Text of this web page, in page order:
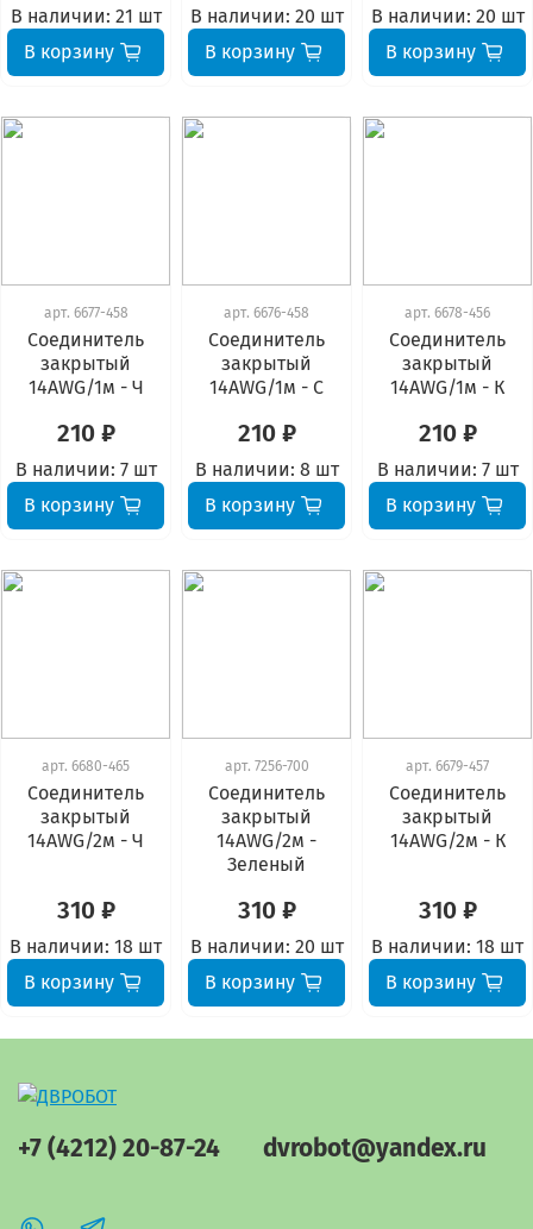
В наличии: 21 шт
В корзину
В наличии: 20 шт
В корзину
В наличии: 20 шт
В корзину
арт. 6677-458
Соединитель
закрытый
14AWG/1м - Ч
210 ₽
В наличии: 7 шт
В корзину
арт. 6676-458
Соединитель
закрытый
14AWG/1м - С
210 ₽
В наличии: 8 шт
В корзину
арт. 6678-456
Соединитель
закрытый
14AWG/1м - К
210 ₽
В наличии: 7 шт
В корзину
арт. 6680-465
Соединитель
закрытый
14AWG/2м - Ч
310 ₽
В наличии: 18 шт
В корзину
арт. 7256-700
Соединитель
закрытый
14AWG/2м -
Зеленый
310 ₽
В наличии: 20 шт
В корзину
арт. 6679-457
Соединитель
закрытый
14AWG/2м - К
310 ₽
В наличии: 18 шт
В корзину
+7 (4212) 20-87-24 dvrobot@yandex.ru